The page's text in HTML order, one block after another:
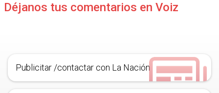
Déjanos tus comentarios en Voiz
Publicitar /contactar con La Nación